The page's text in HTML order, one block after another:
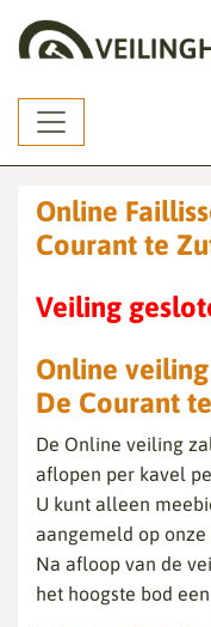
content
Online
Courant te
Veiling
Online
De Courant
De Online veiling
aflopen per kavel
U kunt alleen
aangemeld op onze
Na afloop van de
het hoogste bod